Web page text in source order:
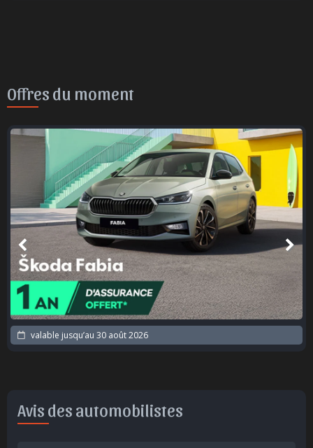
Offres du moment
valable jusqu’au 30 août 2026
Avis des automobilistes